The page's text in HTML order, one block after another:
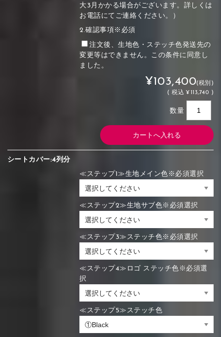
大3月かかる場合がございます。詳しくは
お電話にてご連絡ください。）
2.確認事項※必須
注文後、生地色・ステッチ色発送先の
変更等はできません。この条件に同意し
ました。
¥103,400(税別)
(税込 ¥113,740 )
数量
シートカバー:4列分
≪ステップ1≫生地メイン色※必須選択
≪ステップ2≫生地サブ色※必須選択
≪ステップ3≫ステッチ色※必須選択
≪ステップ4≫ロゴ ステッチ色※必須選
択
≪ステップ5≫ステッチ色